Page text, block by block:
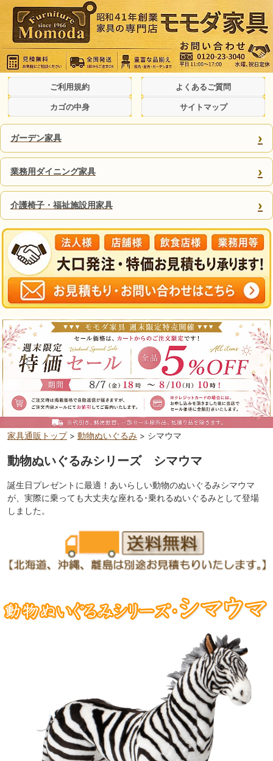
ご利用規約 よくあるご質問
カゴの中身 サイトマップ
ガーデン家具 ›
業務用ダイニング家具 ›
介護椅子・福祉施設用家具 ›
家具通販トップ> 動物ぬいぐるみ > シマウマ
動物ぬいぐるみシリーズ シマウマ
誕生日プレゼントに最適！あいらしい動物のぬいぐるみシマウマ
が、実際に乗っても大丈夫な座れる･乗れるぬいぐるみとして登場
しました。